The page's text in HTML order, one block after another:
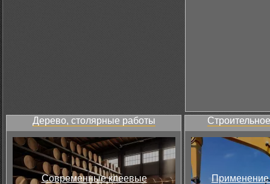
Дерево, столярные работы
Современные клеевые
Применение